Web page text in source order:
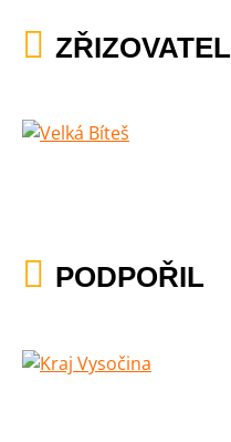
ZŘIZOVATEL
PODPOŘIL